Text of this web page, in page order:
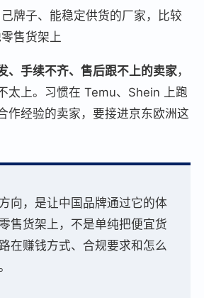
牌子、能稳定供货的厂家，比较
售货架上
、手续不齐、售后跟不上的卖家 ，
太上。习惯在 Temu、Shein 上跑
作经验的卖家，要接进京东欧洲这
向，是让中国品牌通过它的体
售货架上，不是单纯把便宜货
在赚钱方式、合规要求和怎么